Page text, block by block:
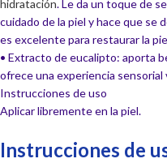
hidratación. Le da un toque de
cuidado de la piel y hace que se
es excelente para restaurar la
• Extracto de eucalipto: aporta
ofrece una experiencia sensorial
Instrucciones de uso
Aplicar libremente en la piel.
Instrucciones de